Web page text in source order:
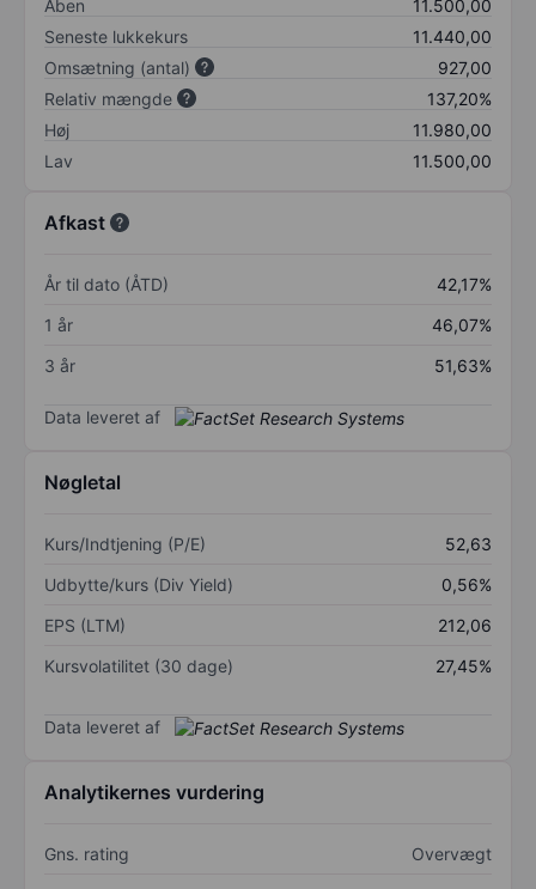
Åben
11.500,00
Seneste lukkekurs
11.440,00
Omsætning (antal)
927,00
Relativ mængde
137,20%
Høj
11.980,00
Lav
11.500,00
Afkast
År til dato (ÅTD)
42,17%
1 år
46,07%
3 år
51,63%
Data leveret af
Nøgletal
Kurs/Indtjening (P/E)
52,63
Udbytte/kurs (Div Yield)
0,56%
EPS (LTM)
212,06
Kursvolatilitet (30 dage)
27,45%
Data leveret af
Analytikernes vurdering
Gns. rating Overvægt